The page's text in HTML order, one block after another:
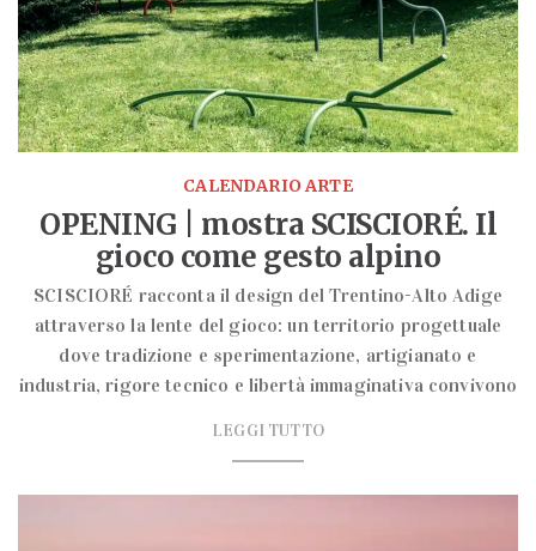
CALENDARIO ARTE
OPENING | mostra SCISCIORÉ. Il
gioco come gesto alpino
SCISCIORÉ racconta il design del Trentino-Alto Adige
attraverso la lente del gioco: un territorio progettuale
dove tradizione e sperimentazione, artigianato e
industria, rigore tecnico e libertà immaginativa convivono
LEGGI TUTTO